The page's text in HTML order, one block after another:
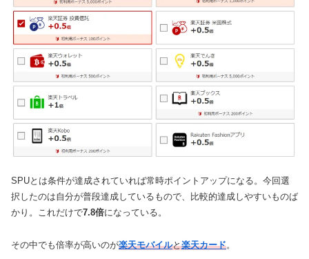
SPUとは条件が達成されていれば常時ポイントアップになる。今回選
択したのは自分が普段達成しているもので、比較的達成しやすいものば
かり。これだけで7.8倍になっている。
その中でも倍率が高いのが楽天モバイルと楽天カード。